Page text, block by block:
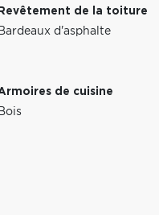
Revêtement de la toiture
Bardeaux d'asphalte
de cuisine
Bois